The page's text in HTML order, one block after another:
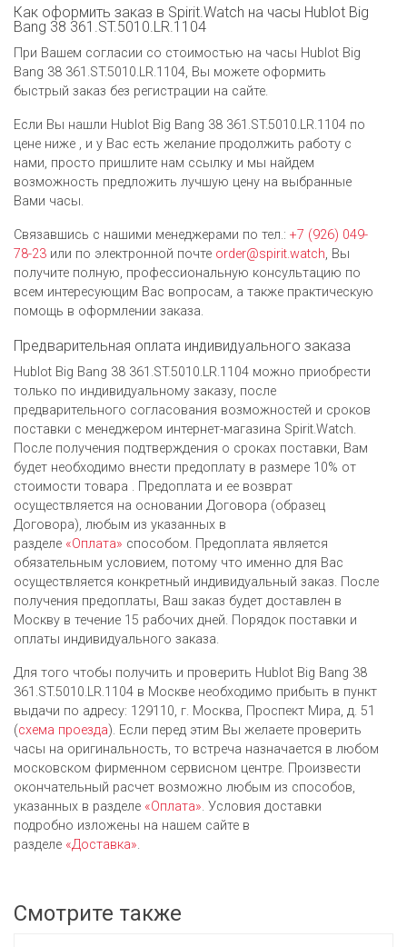
Как оформить заказ в Spirit.Watch на часы Hublot Big
Bang 38 361.ST.5010.LR.1104
При Вашем согласии со стоимостью на часы Hublot Big
Bang 38 361.ST.5010.LR.1104, Вы можете оформить
быстрый заказ без регистрации на сайте.
Если Вы нашли Hublot Big Bang 38 361.ST.5010.LR.1104 по
цене ниже , и у Вас есть желание продолжить работу с
нами, просто пришлите нам ссылку и мы найдем
возможность предложить лучшую цену на выбранные
Вами часы.
Связавшись с нашими менеджерами по тел.: +7 (926) 049-
78-23 или по электронной почте order@spirit.watch, Вы
получите полную, профессиональную консультацию по
всем интересующим Вас вопросам, а также практическую
помощь в оформлении заказа.
Предварительная оплата индивидуального заказа
Hublot Big Bang 38 361.ST.5010.LR.1104 можно приобрести
только по индивидуальному заказу, после
предварительного согласования возможностей и сроков
поставки с менеджером интернет-магазина Spirit.Watch.
После получения подтверждения о сроках поставки, Вам
будет необходимо внести предоплату в размере 10% от
стоимости товара . Предоплата и ее возврат
осуществляется на основании Договора (образец
Договора), любым из указанных в
разделе «Оплата» способом. Предоплата является
обязательным условием, потому что именно для Вас
осуществляется конкретный индивидуальный заказ. После
получения предоплаты, Ваш заказ будет доставлен в
Москву в течение 15 рабочих дней. Порядок поставки и
оплаты индивидуального заказа.
Для того чтобы получить и проверить Hublot Big Bang 38
361.ST.5010.LR.1104 в Москве необходимо прибыть в пункт
выдачи по адресу: 129110, г. Москва, Проспект Мира, д. 51
(схема проезда). Если перед этим Вы желаете проверить
часы на оригинальность, то встреча назначается в любом
московском фирменном сервисном центре. Произвести
окончательный расчет возможно любым из cпособов,
указанных в разделе «Оплата». Условия доставки
подробно изложены на нашем сайте в
разделе «Доставка».
Смотрите также